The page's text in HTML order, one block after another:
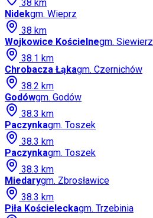
38 km
Nidekgm. Wieprz
38 km
Wojkowice Kościelnegm. Siewierz
38.1 km
Chrobacza Łąkagm. Czernichów
38.2 km
Godówgm. Godów
38.3 km
Paczynkagm. Toszek
38.3 km
Paczynkagm. Toszek
38.3 km
Miedarygm. Zbrosławice
38.3 km
Piła Kościeleckagm. Trzebinia